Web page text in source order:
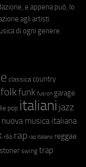
e appena può, lo
agli artisti.
di ogni genere.
classica country
folkfunk fusion garage
pop italiani jazz
nuova musica italiana
r&b rap rap italiano reggae
stoner swing trap